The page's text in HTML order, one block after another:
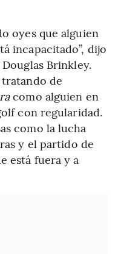
oyes que alguien
incapacitado”, dijo
Brinkley.
de
como alguien en
con regularidad.
como la lucha
y el partido de
está fuera y a